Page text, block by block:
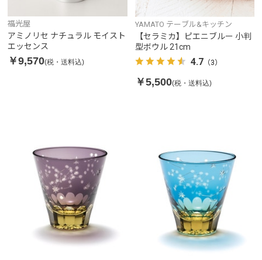
福光屋
アミノリセ ナチュラル モイスト
エッセンス
￥9,570(税・送料込)
YAMATO テーブル&キッチン
【セラミカ】ピエニブルー 小判
型ボウル 21cm
4.7 （3）
￥5,500(税・送料込)